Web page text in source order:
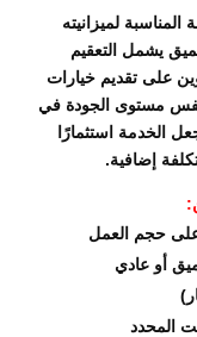
لميزانيته
يشمل التعقيم
على تقديم خيارات
مستوى الجودة في
الخدمة استثمارًا
إضافية.
على حجم العمل
أو عادي
المحدد